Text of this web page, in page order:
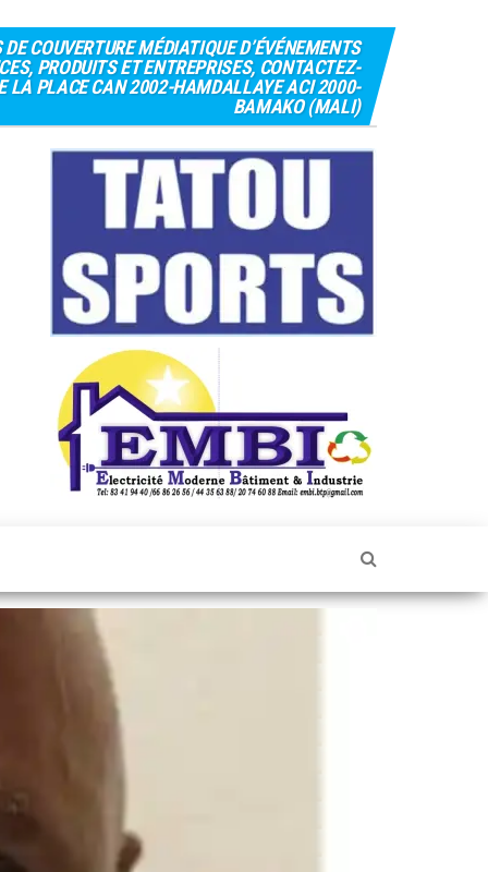
COUVERTURE MÉDIATIQUE D’ÉVÉNEMENTS
PRODUITS ET ENTREPRISES, CONTACTEZ-
LA PLACE CAN 2002-HAMDALLAYE ACI 2000-
BAMAKO (MALI)